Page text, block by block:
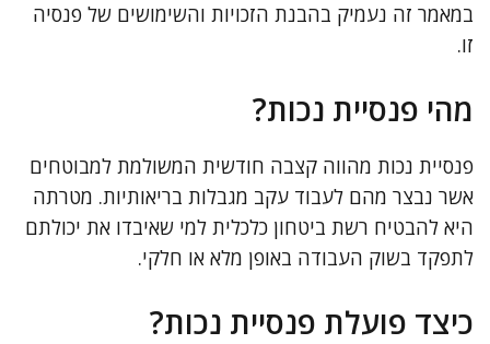
במאמר זה נעמיק בהבנת הזכויות והשימושים של פנסיה
זו.
מהי פנסיית נכות?
פנסיית נכות מהווה קצבה חודשית המשולמת למבוטחים
אשר נבצר מהם לעבוד עקב מגבלות בריאותיות. מטרתה
היא להבטיח רשת ביטחון כלכלית למי שאיבדו את יכולתם
לתפקד בשוק העבודה באופן מלא או חלקי.
כיצד פועלת פנסיית נכות?